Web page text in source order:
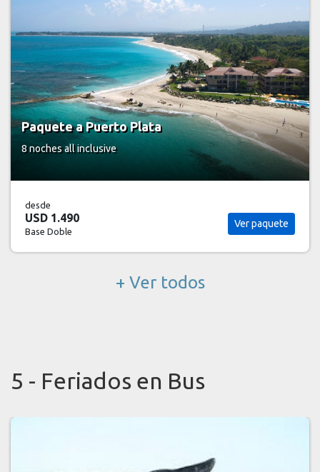
Paquete a Puerto Plata
8 nochesall inclusive
desde
USD 1.490
Base Doble
Ver paquete
+ Ver todos
5 - Feriados en Bus